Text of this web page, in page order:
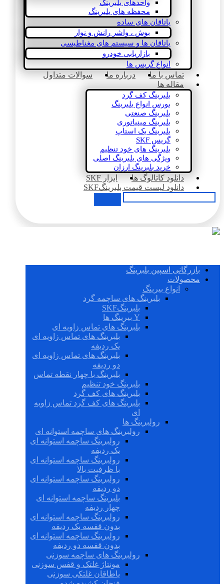
واحدهای بلبرینگ
محفظه های بلبرینگ
یاتاقان های ساده
بوش ، واشر رانش و نوار
یاتاقان ها و سیستم های مغناطیسی
بازاریابی خودرو
انواع گریس ها
تماس با ما درباره ما
سوالات متداول
مقاله ها
بلبرینگ کف گرد
بورس انواع بلبرینگ
بلبرینگ صنعتی
بلبرینگ مینیاتوری
بلبرینگ بک استاپ
گریس SKF
بلبرینگ های خود تنظیم
ویژگی های بلبرینگ اصلی
خرید بلبرینگ ارزان
دانلود کاتالوگ ها
ابزار SKF
دانلود لیست قیمت بلبرینگSKF
بازرگانی اسپین بلبرینگ
محصولات
انواع بیرینگ
بلبرینگ های ساچمه گرد
بلبرینگSKF
Y بیرینگ ها
بلبرینگ های تماس زاویه ای
بلبرینگ های تماس زاویه ای
یک ردیفه
بلبرینگ های تماس زاویه ای
دو ردیفه
بلبرینگ با چهار نقطه تماس
بلبرینگ خود تنظیم
بلبرینگ های کف گرد
بلبرینگ های کف گرد تماس زاویه
ای
رولبرینگ ها
رولبرینگ های ساچمه استوانه ای
رولبرینگ ساچمه استوانه ای
یک ردیفه
رولبرینگ ساچمه استوانه ای
با ظرفیت بالا
رولبرینگ ساچمه استوانه ای
دو ردیفه
بلبرینگ ساچمه استوانه ای
چهار ردیفه
رولبرینگ ساچمه استوانه ای
بدون قفسه یک ردیفه
رولبرینگ ساچمه استوانه ای
بدون قفسه دو ردیفه
رولبرینگ های ساچمه سوزنی
مونتاژ غلتک و قفس سوزنی
یاطاقان غلتکی سوزنی